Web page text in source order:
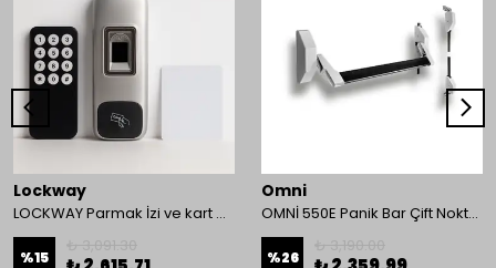
Lockway
LOCKWAY Parmak İzi ve kart Okuyucu Kontrol Paneli
%15
Omni
OMNİ 550E Panik Bar Çift Nokta Yüzey Tip
%26